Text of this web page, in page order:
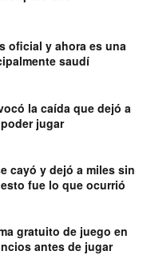
oficial y ahora es una
saudí
la caída que dejó a
jugar
cayó y dejó a miles sin
fue lo que ocurrió
gratuito de juego en
antes de jugar